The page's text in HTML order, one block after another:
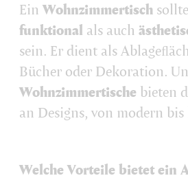
Ein Wohnzimmertisch
funktional als auch
sein. Er dient als
Bücher oder Dekoration.
Wohnzimmertische bieten
an Designs, von modern bis
Welche Vorteile bietet ein